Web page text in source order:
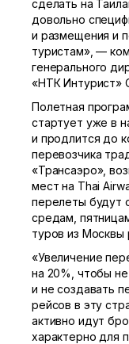
сделать на
довольно
и размещения и
туристам», —
генерального
«НТК Интурист»
Полетная
стартует уже в
и продлится до
перевозчика
«Трансаэро»,
мест на Thai
перелеты будут
средам,
туров из Москвы
«Увеличение
на 20%, чтобы
и не создавать
рейсов в эту
активно идут
характерно для